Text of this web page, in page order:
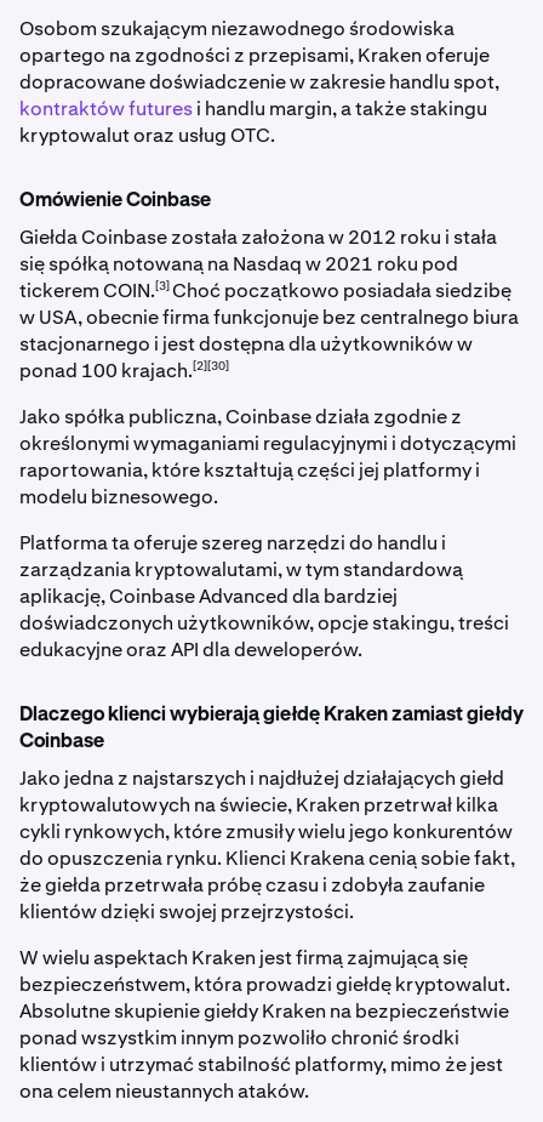
Osobom szukającym niezawodnego środowiska
opartego na zgodności z przepisami, Kraken oferuje
dopracowane doświadczenie w zakresie handlu spot,
kontraktów futuresi handlu margin, a także stakingu
kryptowalut oraz usług OTC.
Omówienie Coinbase
Giełda Coinbase została założona w 2012 roku i stała
się spółką notowaną na Nasdaq w 2021 roku pod
tickerem COIN.[3]Choć początkowo posiadała siedzibę
w USA, obecnie firma funkcjonuje bez centralnego biura
stacjonarnego i jest dostępna dla użytkowników w
ponad 100 krajach.[2][30]
Jako spółka publiczna, Coinbase działa zgodnie z
określonymi wymaganiami regulacyjnymi i dotyczącymi
raportowania, które kształtują części jej platformy i
modelu biznesowego.
Platforma ta oferuje szereg narzędzi do handlu i
zarządzania kryptowalutami, w tym standardową
aplikację, Coinbase Advanced dla bardziej
doświadczonych użytkowników, opcje stakingu, treści
edukacyjne oraz API dla deweloperów.
Dlaczego klienci wybierają giełdę Kraken zamiast giełdy
Coinbase
Jako jedna z najstarszych i najdłużej działających giełd
kryptowalutowych na świecie, Kraken przetrwał kilka
cykli rynkowych, które zmusiły wielu jego konkurentów
do opuszczenia rynku. Klienci Krakena cenią sobie fakt,
że giełda przetrwała próbę czasu i zdobyła zaufanie
klientów dzięki swojej przejrzystości.
W wielu aspektach Kraken jest firmą zajmującą się
bezpieczeństwem, która prowadzi giełdę kryptowalut.
Absolutne skupienie giełdy Kraken na bezpieczeństwie
ponad wszystkim innym pozwoliło chronić środki
klientów i utrzymać stabilność platformy, mimo że jest
ona celem nieustannych ataków.